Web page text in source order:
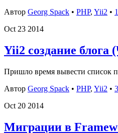
Автор Georg Spack • PHP, Yii2 •
Oct 23 2014
Yii2 создание блога
Пришло время вывести список
Автор Georg Spack • PHP, Yii2 •
Oct 20 2014
Миграции в